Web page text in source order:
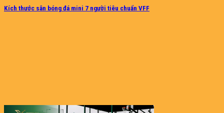
Kích thước sân bóng đá mini 7 người tiêu chuẩn VFF